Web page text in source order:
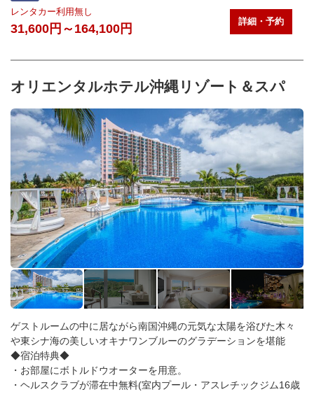
レンタカー利用無し
31,600円～164,100円
詳細・予約
オリエンタルホテル沖縄リゾート＆スパ
ゲストルームの中に居ながら南国沖縄の元気な太陽を浴びた木々
や東シナ海の美しいオキナワンブルーのグラデーションを堪能
◆宿泊特典◆
・お部屋にボトルドウオーターを用意。
・ヘルスクラブが滞在中無料(室内プール・アスレチックジム16歳